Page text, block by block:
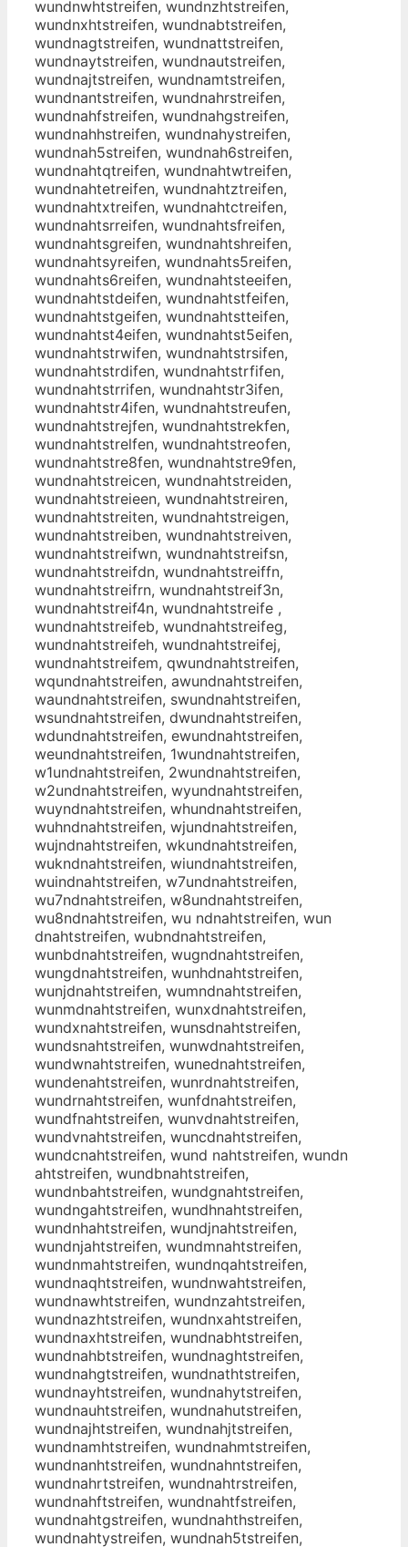
wundnwhtstreifen, wundnzhtstreifen,
wundnxhtstreifen, wundnabtstreifen,
wundnagtstreifen, wundnattstreifen,
wundnaytstreifen, wundnautstreifen,
wundnajtstreifen, wundnamtstreifen,
wundnantstreifen, wundnahrstreifen,
wundnahfstreifen, wundnahgstreifen,
wundnahhstreifen, wundnahystreifen,
wundnah5streifen, wundnah6streifen,
wundnahtqtreifen, wundnahtwtreifen,
wundnahtetreifen, wundnahtztreifen,
wundnahtxtreifen, wundnahtctreifen,
wundnahtsrreifen, wundnahtsfreifen,
wundnahtsgreifen, wundnahtshreifen,
wundnahtsyreifen, wundnahts5reifen,
wundnahts6reifen, wundnahtsteeifen,
wundnahtstdeifen, wundnahtstfeifen,
wundnahtstgeifen, wundnahtstteifen,
wundnahtst4eifen, wundnahtst5eifen,
wundnahtstrwifen, wundnahtstrsifen,
wundnahtstrdifen, wundnahtstrfifen,
wundnahtstrrifen, wundnahtstr3ifen,
wundnahtstr4ifen, wundnahtstreufen,
wundnahtstrejfen, wundnahtstrekfen,
wundnahtstrelfen, wundnahtstreofen,
wundnahtstre8fen, wundnahtstre9fen,
wundnahtstreicen, wundnahtstreiden,
wundnahtstreieen, wundnahtstreiren,
wundnahtstreiten, wundnahtstreigen,
wundnahtstreiben, wundnahtstreiven,
wundnahtstreifwn, wundnahtstreifsn,
wundnahtstreifdn, wundnahtstreiffn,
wundnahtstreifrn, wundnahtstreif3n,
wundnahtstreif4n, wundnahtstreife ,
wundnahtstreifeb, wundnahtstreifeg,
wundnahtstreifeh, wundnahtstreifej,
wundnahtstreifem, qwundnahtstreifen,
wqundnahtstreifen, awundnahtstreifen,
waundnahtstreifen, swundnahtstreifen,
wsundnahtstreifen, dwundnahtstreifen,
wdundnahtstreifen, ewundnahtstreifen,
weundnahtstreifen, 1wundnahtstreifen,
w1undnahtstreifen, 2wundnahtstreifen,
w2undnahtstreifen, wyundnahtstreifen,
wuyndnahtstreifen, whundnahtstreifen,
wuhndnahtstreifen, wjundnahtstreifen,
wujndnahtstreifen, wkundnahtstreifen,
wukndnahtstreifen, wiundnahtstreifen,
wuindnahtstreifen, w7undnahtstreifen,
wu7ndnahtstreifen, w8undnahtstreifen,
wu8ndnahtstreifen, wu ndnahtstreifen, wun
dnahtstreifen, wubndnahtstreifen,
wunbdnahtstreifen, wugndnahtstreifen,
wungdnahtstreifen, wunhdnahtstreifen,
wunjdnahtstreifen, wumndnahtstreifen,
wunmdnahtstreifen, wunxdnahtstreifen,
wundxnahtstreifen, wunsdnahtstreifen,
wundsnahtstreifen, wunwdnahtstreifen,
wundwnahtstreifen, wunednahtstreifen,
wundenahtstreifen, wunrdnahtstreifen,
wundrnahtstreifen, wunfdnahtstreifen,
wundfnahtstreifen, wunvdnahtstreifen,
wundvnahtstreifen, wuncdnahtstreifen,
wundcnahtstreifen, wund nahtstreifen, wundn
ahtstreifen, wundbnahtstreifen,
wundnbahtstreifen, wundgnahtstreifen,
wundngahtstreifen, wundhnahtstreifen,
wundnhahtstreifen, wundjnahtstreifen,
wundnjahtstreifen, wundmnahtstreifen,
wundnmahtstreifen, wundnqahtstreifen,
wundnaqhtstreifen, wundnwahtstreifen,
wundnawhtstreifen, wundnzahtstreifen,
wundnazhtstreifen, wundnxahtstreifen,
wundnaxhtstreifen, wundnabhtstreifen,
wundnahbtstreifen, wundnaghtstreifen,
wundnahgtstreifen, wundnathtstreifen,
wundnayhtstreifen, wundnahytstreifen,
wundnauhtstreifen, wundnahutstreifen,
wundnajhtstreifen, wundnahjtstreifen,
wundnamhtstreifen, wundnahmtstreifen,
wundnanhtstreifen, wundnahntstreifen,
wundnahrtstreifen, wundnahtrstreifen,
wundnahftstreifen, wundnahtfstreifen,
wundnahtgstreifen, wundnahthstreifen,
wundnahtystreifen, wundnah5tstreifen,